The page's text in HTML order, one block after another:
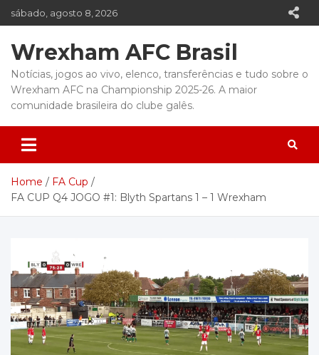
Skip
to
sábado, agosto 8, 2026
Wrexham AFC Brasil
Notícias, jogos ao vivo, elenco, transferências e tudo sobre o
Wrexham AFC na Championship 2025-26. A maior
comunidade brasileira do clube galês.
Home
FA Cup
FA CUP Q4 JOGO #1: Blyth Spartans 1 – 1 Wrexham